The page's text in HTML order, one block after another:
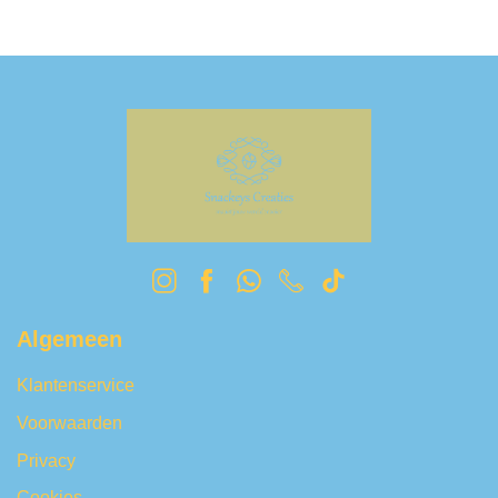
Algemeen
Klantenservice
Voorwaarden
Privacy